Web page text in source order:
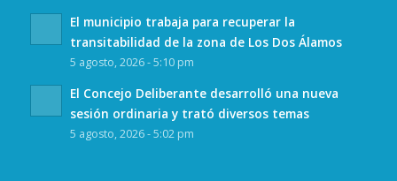
El municipio trabaja para recuperar la
transitabilidad de la zona de Los Dos Álamos
5 agosto, 2026 - 5:10 pm
El Concejo Deliberante desarrolló una nueva
sesión ordinaria y trató diversos temas
5 agosto, 2026 - 5:02 pm